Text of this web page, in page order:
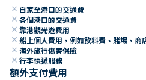
close 自家至港口的交通費
close 各個港口的交通費
close 靠港觀光遊費用
close 船上個人費用，例如飲料費、賭場、
close 海外旅行傷害保險
close 行李快遞服務
額外支付費用